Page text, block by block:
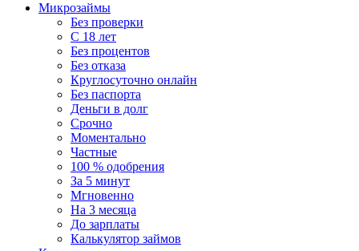
Микрозаймы
Без проверки
С 18 лет
Без процентов
Без отказа
Круглосуточно онлайн
Без паспорта
Деньги в долг
Срочно
Моментально
Частные
100 % одобрения
За 5 минут
Мгновенно
На 3 месяца
До зарплаты
Калькулятор займов